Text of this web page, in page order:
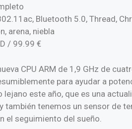
Bluetooth 5.0, Thread,
arena, niebla
/ 99.99 €
CPU ARM de 1,9 GHz de
para ayudar a
este año, que es una
también tenemos un sensor de
el seguimiento del sueño.